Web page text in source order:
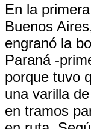
En la
Buenos
engranó la
Paraná -
porque tuvo
una varilla
en tramos